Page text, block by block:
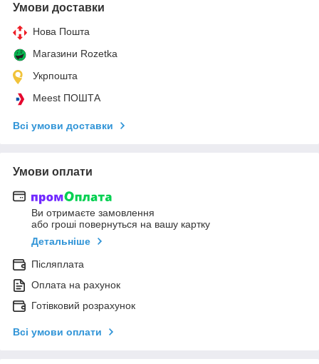
Умови доставки
Нова Пошта
Магазини Rozetka
Укрпошта
Meest ПОШТА
Всі умови доставки
Умови оплати
Ви отримаєте замовлення
або гроші повернуться на вашу картку
Детальніше
Післяплата
Оплата на рахунок
Готівковий розрахунок
Всі умови оплати